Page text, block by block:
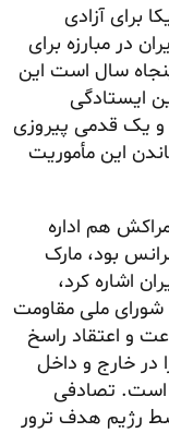
برای آزادی
در مبارزه برای
سال است این
ایستادگی
و یک قدمی پیروزی
این مأموریت
هم اداره
بود، مارک
اشاره کرد،
ملی مقاومت
و اعتقاد راسخ
در خارج و داخل
است. تصادفی
رژیم هدف ترور